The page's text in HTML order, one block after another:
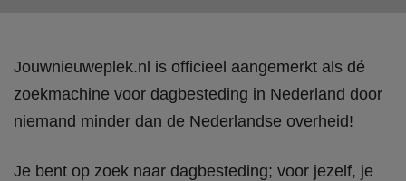
Jouwnieuweplek.nl is officieel aangemerkt als dé
zoekmachine voor dagbesteding in Nederland door
niemand minder dan de Nederlandse overheid!
Je bent op zoek naar dagbesteding; voor jezelf, je